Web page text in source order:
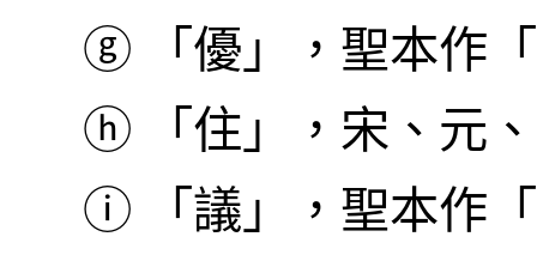
ⓖ
「優」，聖本作
ⓗ
「住」，宋、元
ⓘ
「議」，聖本作